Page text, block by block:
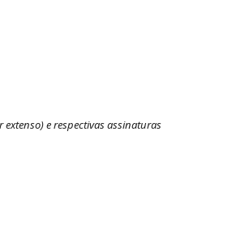
e respectivas assinaturas